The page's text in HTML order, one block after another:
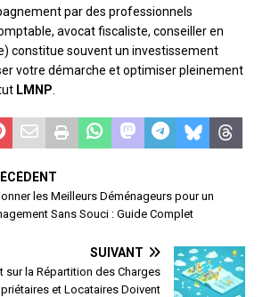
par des professionnels
avocat fiscaliste, conseiller en
constitue souvent un investissement
votre démarche et optimiser pleinement
LMNP
les Meilleurs Déménageurs pour un
Sans Souci : Guide Complet
SUIVANT
sur la Répartition des Charges
et Locataires Doivent